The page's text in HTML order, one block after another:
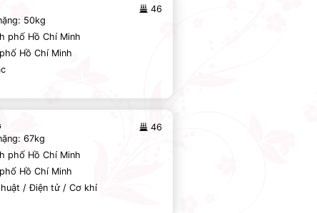
46
50kg
phố Hồ Chí Minh
Hồ Chí Minh
46
67kg
phố Hồ Chí Minh
Hồ Chí Minh
/ Điện tử / Cơ khí